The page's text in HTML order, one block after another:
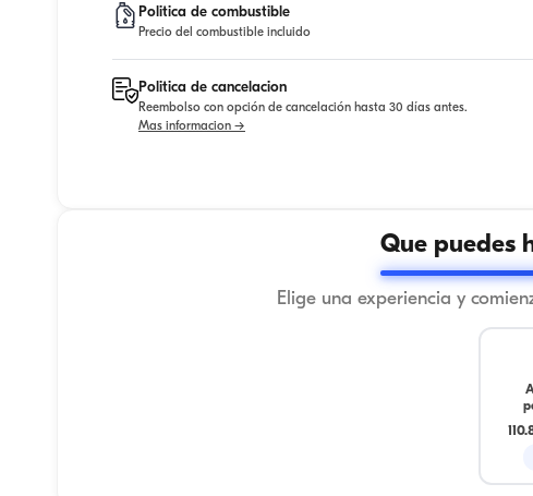
Politica de combustible
Precio del combustible incluido
Politica de cancelacion
Reembolso con opción de cancelación hasta 30 días antes.
Mas informacion →
Que puedes
Elige una experiencia y